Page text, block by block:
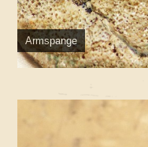
Armspange